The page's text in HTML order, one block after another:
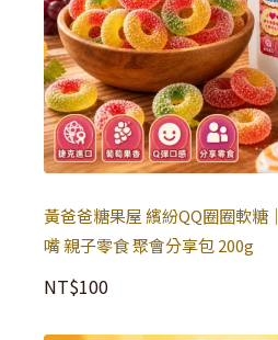
黃爸爸糖果屋 繽紛QQ圈圈軟糖
嘴 親子零食 聚會分享包 200g
NT$100